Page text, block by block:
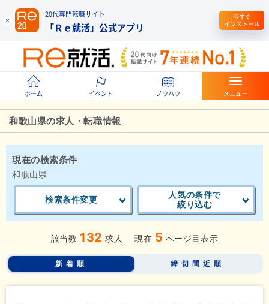
20代専門転職サイト
「Ｒｅ就活」公式アプリ
今すぐ
インストール
ホーム イベント ノウハウ メニュー
和歌山県の求人・転職情報
現在の検索条件
和歌山県
検索条件変更
人気の条件で
絞り込む
該当数 132 求人 現在 5 ページ目表示
新着順 締切間近順